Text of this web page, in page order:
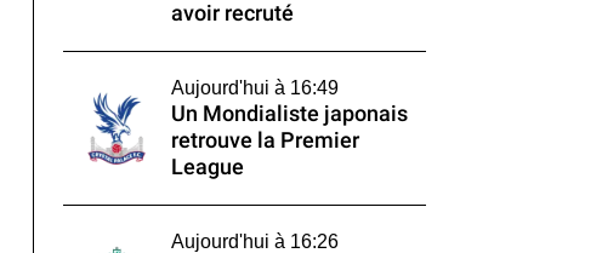
avoir recruté
Aujourd'hui à 16:49
Un Mondialiste japonais
retrouve la Premier
League
Aujourd'hui à 16:26